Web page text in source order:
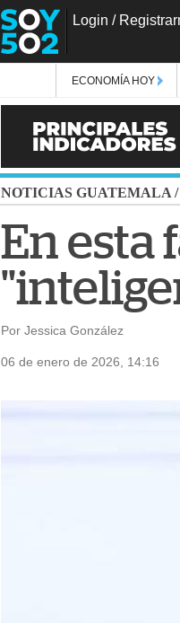
Login /
ECONOMÍA HOY
NOTICIAS GUATEMALA /
En esta
Por Jessica González
06 de enero de 2026, 14:16